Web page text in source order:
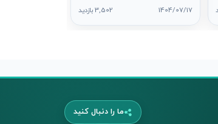
1404/07/17 3,502 بازدید
ما را دنبال کنید